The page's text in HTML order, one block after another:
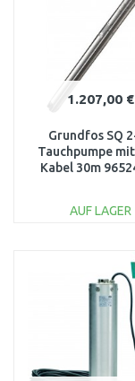
1.207,00 €
Grundfos SQ
Tauchpumpe
Kabel 30m
AUF LAGER